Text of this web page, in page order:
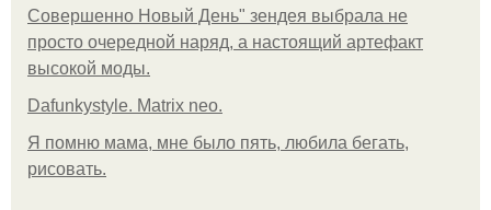
Совершенно Новый День" зендея выбрала не
просто очередной наряд, а настоящий артефакт
высокой моды.
Dafunkystyle. Matrix neo.
Я помню мама, мне было пять, любила бегать,
рисовать.